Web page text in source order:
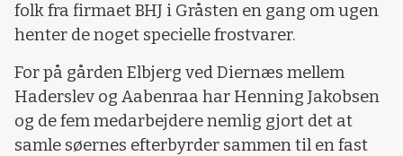
folk fra firmaet BHJ i Gråsten en gang om ugen
henter de noget specielle frostvarer.
For på gården Elbjerg ved Diernæs mellem
Haderslev og Aabenraa har Henning Jakobsen
og de fem medarbejdere nemlig gjort det at
samle søernes efterbyrder sammen til en fast